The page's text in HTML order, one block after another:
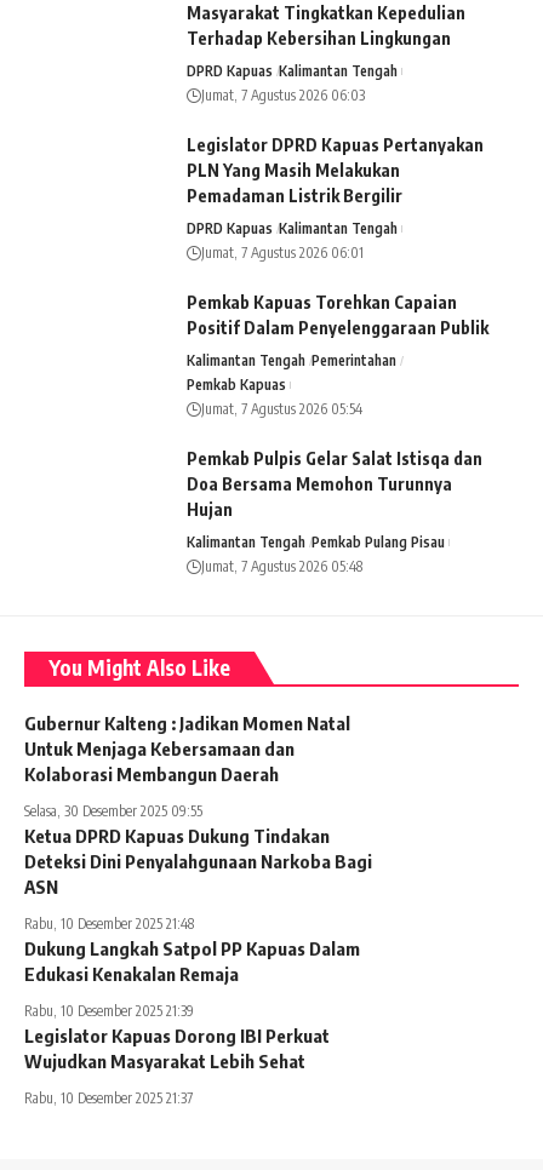
Masyarakat Tingkatkan Kepedulian
Terhadap Kebersihan Lingkungan
DPRD Kapuas Kalimantan Tengah
Jumat, 7 Agustus 2026 06:03
Legislator DPRD Kapuas Pertanyakan
PLN Yang Masih Melakukan
Pemadaman Listrik Bergilir
DPRD Kapuas Kalimantan Tengah
Jumat, 7 Agustus 2026 06:01
Pemkab Kapuas Torehkan Capaian
Positif Dalam Penyelenggaraan Publik
Kalimantan Tengah Pemerintahan
Pemkab Kapuas
Jumat, 7 Agustus 2026 05:54
Pemkab Pulpis Gelar Salat Istisqa dan
Doa Bersama Memohon Turunnya
Hujan
Kalimantan Tengah Pemkab Pulang Pisau
Jumat, 7 Agustus 2026 05:48
You Might Also Like
Gubernur Kalteng : Jadikan Momen Natal
Untuk Menjaga Kebersamaan dan
Kolaborasi Membangun Daerah
Selasa, 30 Desember 2025 09:55
Ketua DPRD Kapuas Dukung Tindakan
Deteksi Dini Penyalahgunaan Narkoba Bagi
ASN
Rabu, 10 Desember 2025 21:48
Dukung Langkah Satpol PP Kapuas Dalam
Edukasi Kenakalan Remaja
Rabu, 10 Desember 2025 21:39
Legislator Kapuas Dorong IBI Perkuat
Wujudkan Masyarakat Lebih Sehat
Rabu, 10 Desember 2025 21:37